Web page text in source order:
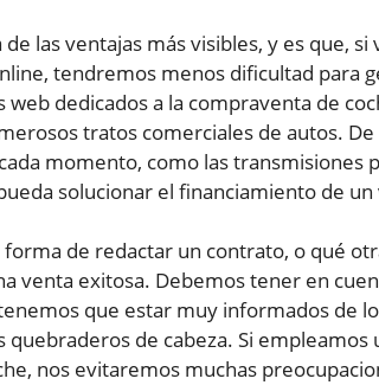
de las ventajas más visibles, y es que,
tendremos menos dificultad para
web dedicados a la compraventa de
tratos comerciales de autos.
momento, como las transmisiones
solucionar el financiamiento de
de redactar un contrato, o qué
venta exitosa. Debemos tener en
que estar muy informados de
quebraderos de cabeza. Si
nos evitaremos muchas